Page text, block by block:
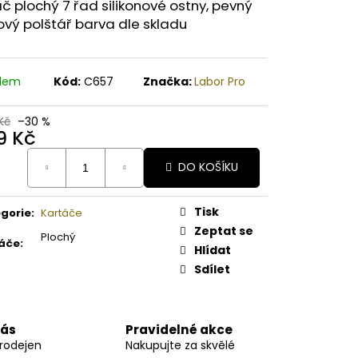
plochý 7 řad silikonové ostny, pevný
polštář barva dle skladu
Kód: C657 Značka:Labor Pro
–30 %
Kč
DO KOŠÍKU
: Kartáče
: Plochý
Tisk
Zeptat se
Hlídat
Sdílet
Pravidelné akce
Nakupujte za skvělé
PAPAYA ORGANICKÉ
BAMBUCKÉ MÁSLO